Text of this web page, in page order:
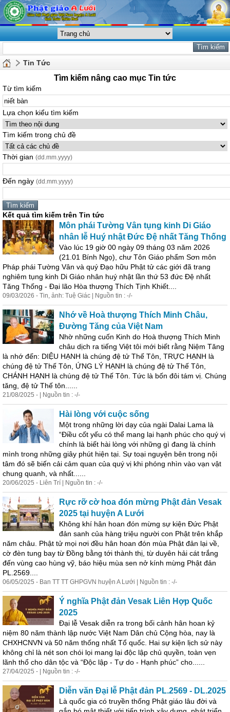
Tin Tức
Tìm kiếm nâng cao mục Tin tức
Từ tìm kiếm
Lựa chọn kiểu tìm kiếm
Tìm kiếm trong chủ đề
Thời gian (dd.mm.yyyy)
Đến ngày (dd.mm.yyyy)
Kết quả tìm kiếm trên Tin tức
Môn phái Tường Vân tụng kinh Di Giáo
nhân lễ Huý nhật Đức Đệ nhất Tăng Thống
Vào lúc 19 giờ 00 ngày 09 tháng 03 năm 2026
(21.01 Bính Ngọ), chư Tôn Giáo phẩm Sơn môn
Pháp phái Tường Vân và quý Đạo hữu Phật tử các giới đã trang
nghiêm tụng kinh Di Giáo nhân huý nhật lần thứ 53 đức Đệ nhất
Tăng Thống - Đại lão Hòa thượng Thích Tịnh Khiết....
09/03/2026 - Tin, ảnh: Tuệ Giác | Nguồn tin : -/-
Nhớ về Hoà thượng Thích Minh Châu,
Đường Tăng của Việt Nam
Nhờ những cuốn Kinh do Hoà thượng Thích Minh
châu dịch ra tiếng Việt tôi mới biết rằng Niệm Tăng
là nhớ đến: DIỆU HẠNH là chúng đệ tử Thế Tôn, TRỰC HẠNH là
chúng đệ tử Thế Tôn, ỨNG LÝ HẠNH là chúng đệ tử Thế Tôn,
CHÁNH HẠNH là chúng đệ tử Thế Tôn. Tức là bốn đôi tám vị. Chúng
tăng, đệ tử Thế tôn......
21/08/2025 - | Nguồn tin : -/-
Hài lòng với cuộc sống
Một trong những lời dạy của ngài Dalai Lama là
“Điều cốt yếu có thể mang lại hạnh phúc cho quý vị
chính là biết hài lòng với những gì đang là chính
mình trong những giây phút hiện tại. Sự toại nguyện bên trong nội
tâm đó sẽ biến cải cảm quan của quý vị khi phóng nhìn vào vạn vật
chung quanh, và nhất......
20/06/2025 - Liên Trí | Nguồn tin : -/-
Rực rỡ cờ hoa đón mừng Phật đản Vesak
2025 tại huyện A Lưới
Không khí hân hoan đón mừng sự kiện Đức Phật
đản sanh của hàng triệu người con Phật trên khắp
năm châu. Phật tử mọi nơi đều hân hoan đón mùa Phật đản lại về,
cờ đèn tung bay từ Đồng bằng tới thành thị, từ duyên hải cát trắng
đến vùng cao hùng vỹ, báo hiệu mùa sen nở kính mừng Phật đản
PL.2569....
06/05/2025 - Ban TT TT GHPGVN huyện A Lưới | Nguồn tin : -/-
Ý nghĩa Phật đản Vesak Liên Hợp Quốc
2025
Đại lễ Vesak diễn ra trong bối cảnh hân hoan kỷ
niệm 80 năm thành lập nước Việt Nam Dân chủ Cộng hòa, nay là
CHXHCNVN và 50 năm thống nhất Tổ quốc. Hai sự kiện lịch sử này
không chỉ là nét son chói lọi mang lại độc lập chủ quyền, toàn vẹn
lãnh thổ cho dân tộc và “Độc lập - Tự do - Hạnh phúc” cho......
27/04/2025 - | Nguồn tin : -/-
Diễn văn Đại lễ Phật đản PL.2569 - DL.2025
Là quốc gia có truyền thống Phật giáo lâu đời và